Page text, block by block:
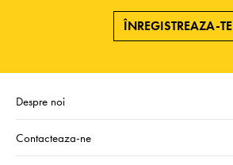
ÎNREGISTREAZA-TE
Despre noi
Contacteaza-ne